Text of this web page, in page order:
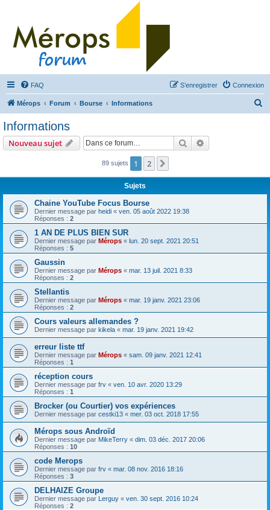
FAQ Connexion
S’enregistrer
Mérops Forum Bourse Informations
Informations
Nouveau sujet Rechercher
89 sujets 1 2
Sujets
Chaine YouTube Focus Bourse
Dernier message par heidi « ven. 05 août 2022 19:38
Réponses : 2
1 AN DE PLUS BIEN SUR
Dernier message par Mérops « lun. 20 sept. 2021 20:51
Réponses : 5
Gaussin
Dernier message par Mérops « mar. 13 juil. 2021 8:33
Réponses : 2
Stellantis
Dernier message par Mérops « mar. 19 janv. 2021 23:06
Réponses : 2
Cours valeurs allemandes ?
Dernier message par kikela « mar. 19 janv. 2021 19:42
erreur liste ttf
Dernier message par Mérops « sam. 09 janv. 2021 12:41
Réponses : 1
réception cours
Dernier message par frv « ven. 10 avr. 2020 13:29
Réponses : 1
Brocker (ou Courtier) vos expériences
Dernier message par cestki13 « mer. 03 oct. 2018 17:55
Mérops sous Androïd
Dernier message par MikeTerry « dim. 03 déc. 2017 20:06
Réponses : 10
code Merops
Dernier message par frv « mar. 08 nov. 2016 18:16
Réponses : 3
DELHAIZE Groupe
Dernier message par Lerguy « ven. 30 sept. 2016 10:24
Réponses : 2